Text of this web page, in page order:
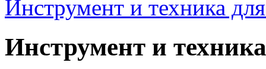
Инструмент и техника
Инструмент и